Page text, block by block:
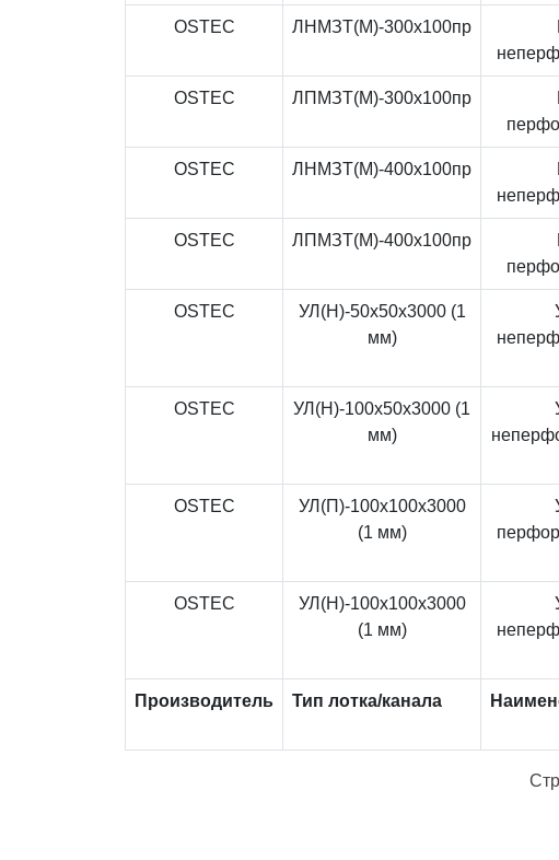
OSTEC ЛНМЗТ(М)-300x100пр
OSTEC ЛПМЗТ(М)-300x100пр
OSTEC ЛНМЗТ(М)-400x100пр
OSTEC ЛПМЗТ(М)-400x100пр
OSTEC
УЛ(Н)-50x50x3000 (1
мм)
OSTEC
УЛ(Н)-100x50x3000 (1
мм)
OSTEC
УЛ(П)-100x100x3000
(1 мм)
OSTEC
УЛ(Н)-100x100x3000
(1 мм)
Производитель Тип лотка/канала